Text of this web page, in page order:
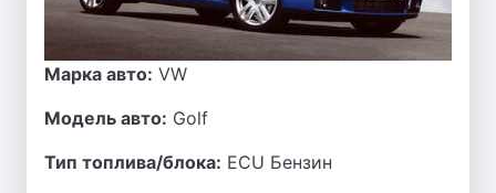
Марка авто: VW
Модель авто: Golf
Тип топлива/блока: ECU Бензин